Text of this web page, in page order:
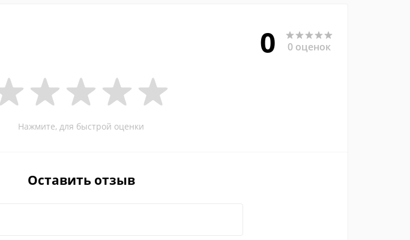
0 0 оценок
Нажмите, для быстрой оценки
Оставить отзыв